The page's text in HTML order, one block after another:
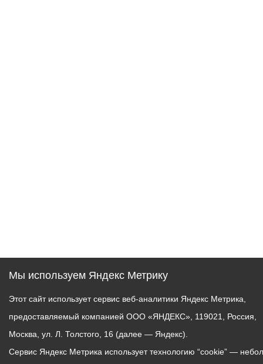
Астана Кесаева. Фрагмент
скалы весом 37 тонн был
из Северной Осетии.
Имя Астана Кесаева
присвоено улицам во
Мы используем Яндекс Метрику
Этот сайт использует сервис веб-аналитики Яндекс Метрика,
предоставляемый компанией ООО «ЯНДЕКС», 119021, Россия,
Москва, ул. Л. Толстого, 16 (далее — Яндекс).
Сервис Яндекс Метрика использует технологию “cookie” —